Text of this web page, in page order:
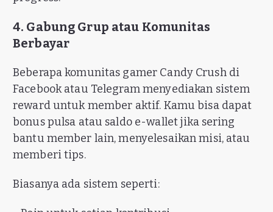
4. Gabung Grup atau Komunitas
Berbayar
Beberapa komunitas gamer Candy Crush di
Facebook atau Telegram menyediakan sistem
reward untuk member aktif. Kamu bisa dapat
bonus pulsa atau saldo e-wallet jika sering
bantu member lain, menyelesaikan misi, atau
memberi tips.
Biasanya ada sistem seperti: